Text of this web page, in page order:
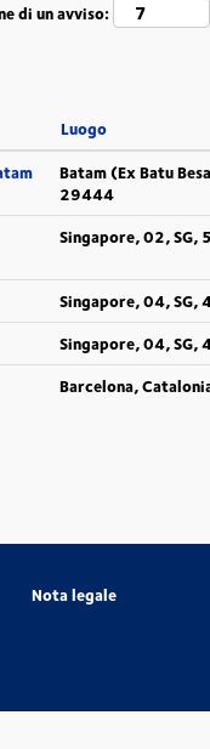
di un avviso:
Luogo
Batam (Ex Batu
29444
Singapore, 02, SG,
Singapore, 04, SG,
Singapore, 04, SG,
Barcelona,
Nota legale